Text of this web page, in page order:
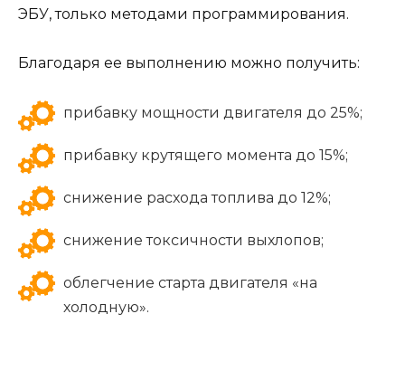
ЭБУ, только методами программирования.
Благодаря ее выполнению можно получить:
прибавку мощности двигателя до 25%;
прибавку крутящего момента до 15%;
снижение расхода топлива до 12%;
снижение токсичности выхлопов;
облегчение старта двигателя «на
холодную».